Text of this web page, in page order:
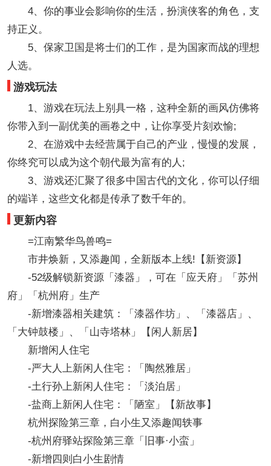
4、你的事业会影响你的生活，扮演侠客的角色，支
持正义。
5、保家卫国是将士们的工作，是为国家而战的理想
人选。
游戏玩法
1、游戏在玩法上别具一格，这种全新的画风仿佛将
你带入到一副优美的画卷之中，让你享受片刻欢愉;
2、在游戏中去经营属于自己的产业，慢慢的发展，
你终究可以成为这个朝代最为富有的人;
3、游戏还汇聚了很多中国古代的文化，你可以仔细
的端详，这些文化都是传承了数千年的。
更新内容
=江南繁华鸟兽鸣=
市井焕新，又添趣闻，全新版本上线!【新资源】
-52级解锁新资源「漆器」，可在「应天府」「苏州
府」「杭州府」生产
-新增漆器相关建筑：「漆器作坊」、「漆器店」、
「大钟鼓楼」、「山寺塔林」【闲人新居】
新增闲人住宅
-严大人上新闲人住宅：「陶然雅居」
-土行孙上新闲人住宅：「淡泊居」
-盐商上新闲人住宅：「陋室」【新故事】
杭州探险第三章，白小生又添趣闻轶事
-杭州府驿站探险第三章「旧事·小蛮」
-新增四则白小生剧情